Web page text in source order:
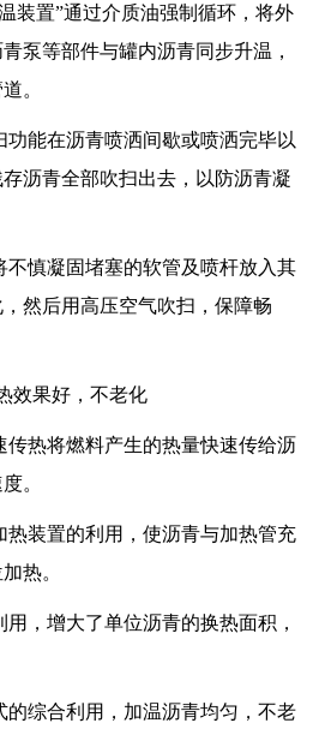
装置”通过介质油强制循环，将外
泵等部件与罐内沥青同步升温，
。
功能在沥青喷洒间歇或喷洒完毕以
沥青全部吹扫出去，以防沥青凝
不慎凝固堵塞的软管及喷杆放入其
然后用高压空气吹扫，保障畅
效果好，不老化
传热将燃料产生的热量快速传给沥
。
热装置的利用，使沥青与加热管充
热。
用，增大了单位沥青的换热面积，
的综合利用，加温沥青均匀，不老